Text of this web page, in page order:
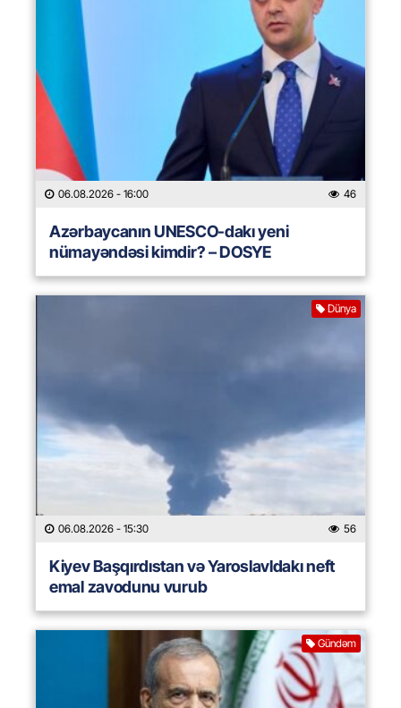
06.08.2026 - 16:00 46
Azərbaycanın UNESCO-dakı yeni
nümayəndəsi kimdir? – DOSYE
Dünya
06.08.2026 - 15:30 56
Kiyev Başqırdıstan və Yaroslavldakı neft
emal zavodunu vurub
Gündəm